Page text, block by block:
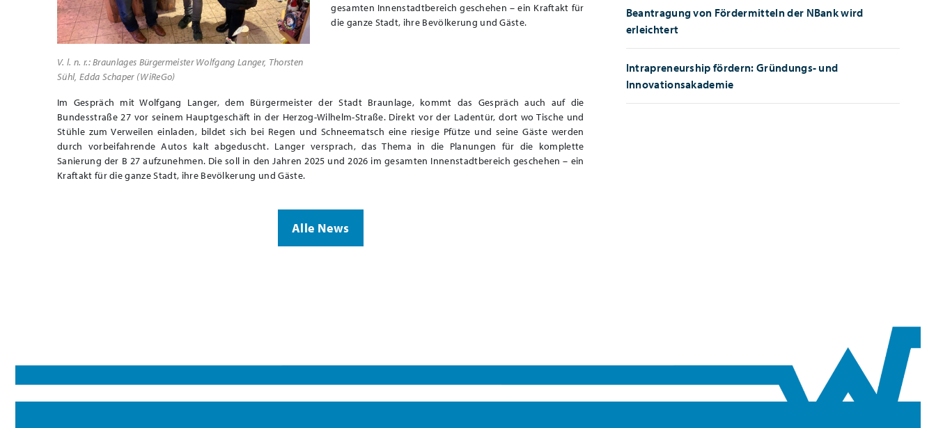
gesamten Innenstadtbereich geschehen – ein Kraftakt für
die ganze Stadt, ihre Bevölkerung und Gäste.
V. l. n. r.: Braunlages Bürgermeister Wolfgang Langer, Thorsten
Sühl, Edda Schaper (WiReGo)
Im Gespräch mit Wolfgang Langer, dem Bürgermeister der Stadt Braunlage, kommt das Gespräch auch auf die
Bundesstraße 27 vor seinem Hauptgeschäft in der Herzog-Wilhelm-Straße. Direkt vor der Ladentür, dort wo Tische und
Stühle zum Verweilen einladen, bildet sich bei Regen und Schneematsch eine riesige Pfütze und seine Gäste werden
durch vorbeifahrende Autos kalt abgeduscht. Langer versprach, das Thema in die Planungen für die komplette
Sanierung der B 27 aufzunehmen. Die soll in den Jahren 2025 und 2026 im gesamten Innenstadtbereich geschehen – ein
Kraftakt für die ganze Stadt, ihre Bevölkerung und Gäste.
Alle News
Beantragung von Fördermitteln der NBank wird
erleichtert
Intrapreneurship fördern: Gründungs- und
Innovationsakademie